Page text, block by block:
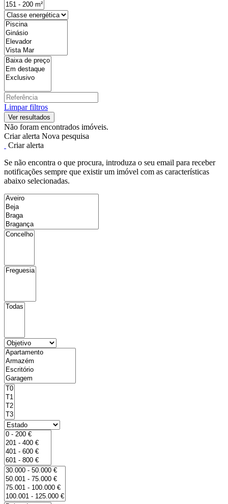
Limpar filtros
Não foram encontrados imóveis.
Criar alerta Nova pesquisa
Criar alerta
Se não encontra o que procura, introduza o seu email para receber
notificações sempre que existir um imóvel com as características
abaixo selecionadas.